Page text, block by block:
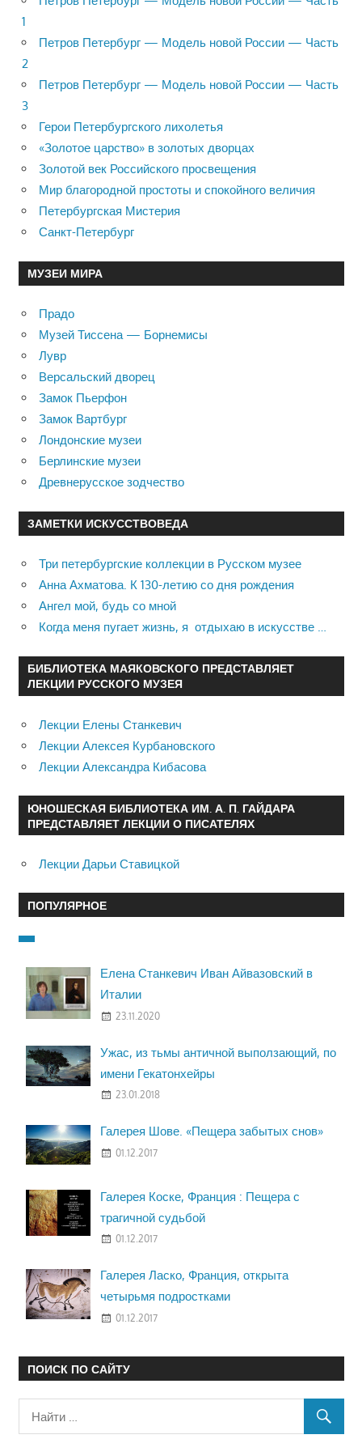
1
Петров Петербург — Модель новой России — Часть
2
Петров Петербург — Модель новой России — Часть
3
Герои Петербургского лихолетья
«Золотое царство» в золотых дворцах
Золотой век Российского просвещения
Мир благородной простоты и спокойного величия
Петербургская Мистерия
Санкт-Петербург
МУЗЕИ МИРА
Прадо
Музей Тиссена — Борнемисы
Лувр
Версальский дворец
Замок Пьерфон
Замок Вартбург
Лондонские музеи
Берлинские музеи
Древнерусское зодчество
ЗАМЕТКИ ИСКУССТВОВЕДА
Три петербургские коллекции в Русском музее
Анна Ахматова. К 130-летию со дня рождения
Ангел мой, будь со мной
Когда меня пугает жизнь, я отдыхаю в искусстве …
БИБЛИОТЕКА МАЯКОВСКОГО ПРЕДСТАВЛЯЕТ
ЛЕКЦИИ РУССКОГО МУЗЕЯ
Лекции Елены Станкевич
Лекции Алексея Курбановского
Лекции Александра Кибасова
ЮНОШЕСКАЯ БИБЛИОТЕКА ИМ. А. П. ГАЙДАРА
ПРЕДСТАВЛЯЕТ ЛЕКЦИИ О ПИСАТЕЛЯХ
Лекции Дарьи Ставицкой
ПОПУЛЯРНОЕ
Елена Станкевич Иван Айвазовский в
Италии
23.11.2020
Ужас, из тьмы античной выползающий, по
имени Гекатонхейры
23.01.2018
Галерея Шове. «Пещера забытых снов»
01.12.2017
Галерея Коске, Франция : Пещера с
трагичной судьбой
01.12.2017
Галерея Ласко, Франция, открыта
четырьмя подростками
01.12.2017
ПОИСК ПО САЙТУ